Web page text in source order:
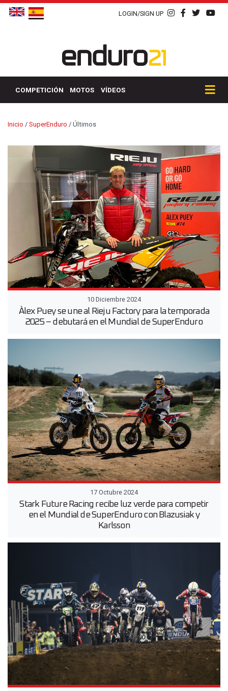
LOGIN/SIGN UP
COMPETICIÓN MOTOS VÍDEOS
Inicio / SuperEnduro / Últimos
10 Diciembre 2024
Àlex Puey se une al Rieju Factory para la temporada
2025 – debutará en el Mundial de SuperEnduro
17 Octubre 2024
Stark Future Racing recibe luz verde para competir
en el Mundial de SuperEnduro con Blazusiak y
Karlsson